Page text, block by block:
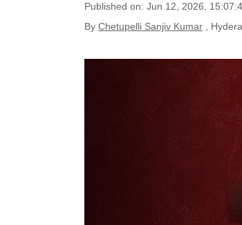
Published on: Jun 12, 2026,
By Chetupelli Sanjiv Kumar ,